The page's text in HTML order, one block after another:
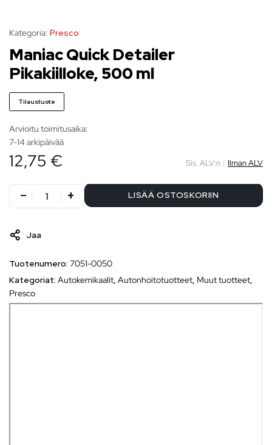
Kategoria: Presco
Maniac Quick Detailer
Pikakiilloke, 500 ml
Tilaustuote
Arvioitu toimitusaika:
7-14 arkipäivää
12,75 € Sis. ALV:n | Ilman ALV
LISÄÄ OSTOSKORIIN
Jaa
Tuotenumero: 7051-0050
Kategoriat: Autokemikaalit, Autonhoitotuotteet, Muut tuotteet,
Presco